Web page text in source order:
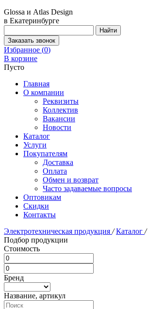
Glossa и Atlas Design
в Екатеринбурге
Избранное (0)
В корзине
Пусто
Главная
О компании
Реквизиты
Коллектив
Вакансии
Новости
Каталог
Услуги
Покупателям
Доставка
Оплата
Обмен и возврат
Часто задаваемые вопросы
Оптовикам
Скидки
Контакты
Электротехническая продукция / Каталог /
Подбор продукции
Стоимость
Бренд
Название, артикул